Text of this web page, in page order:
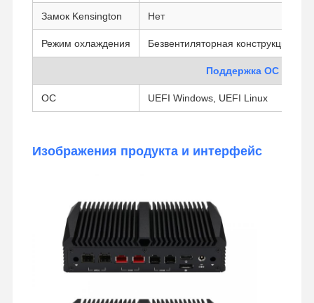
Замок Kensington Нет
Режим охлаждения Безвентиляторная конструкция,
Поддержка ОС
ОС UEFI Windows, UEFI Linux
Изображения продукта и интерфейс